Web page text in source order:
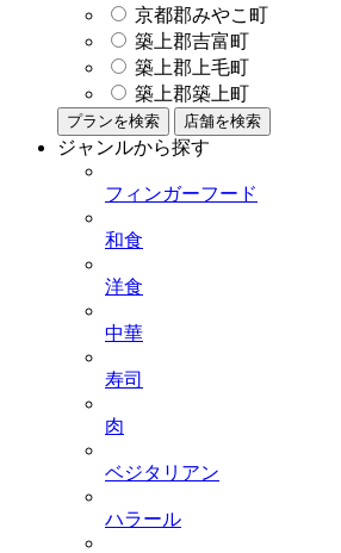
京都郡みやこ町
築上郡吉富町
築上郡上毛町
築上郡築上町
プランを検索 店舗を検索
ジャンルから探す
フィンガーフード
和食
洋食
中華
寿司
肉
ベジタリアン
ハラール